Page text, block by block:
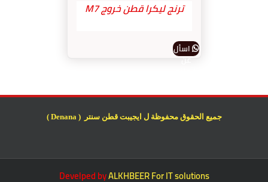
ترنج ليكرا قطن خروج M7
اسأل
عن
جميع الحقوق محفوظة ل ايجيبت قطن سنتر ( Denana )
Develped byALKHBEER For IT solutions